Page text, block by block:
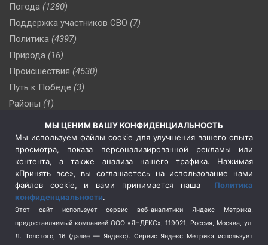
Погода (1280)
Поддержка участников СВО (7)
Политика (4397)
Природа (16)
Происшествия (4530)
Путь к Победе (3)
Районы (1)
(510)
Сельское хозяйство (3)
Социальная политика
(3)
Спецоперация в Украине
Спецоперация на Украине
(404)
Спорт (740)
Терроризм (1)
МЫ ЦЕНИМ ВАШУ КОНФИДЕНЦИАЛЬНОСТЬ
Мы используем файлы cookie для улучшения вашего опыта
просмотра, показа персонализированной рекламы или
контента, а также анализа нашего трафика. Нажимая
«Принять все», вы соглашаетесь на использование нами
файлов cookie, и вами принимается наша Политика
конфиденциальности.
Этот сайт использует сервис веб-аналитики Яндекс Метрика,
предоставляемый компанией ООО «ЯНДЕКС», 119021, Россия, Москва, ул.
Л. Толстого, 16 (далее — Яндекс). Сервис Яндекс Метрика использует